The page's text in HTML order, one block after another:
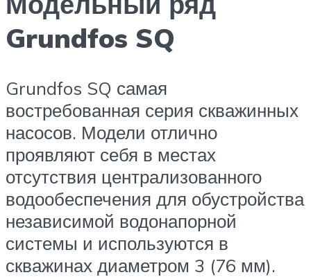
Grundfos SQ
Grundfos SQ самая
востребованная серия скважинных
насосов. Модели отлично
проявляют себя в местах
отсутствия централизованного
водообеспечения для обустройства
независимой водонапорной
системы и используются в
скважинах диаметром 3 (76 мм).